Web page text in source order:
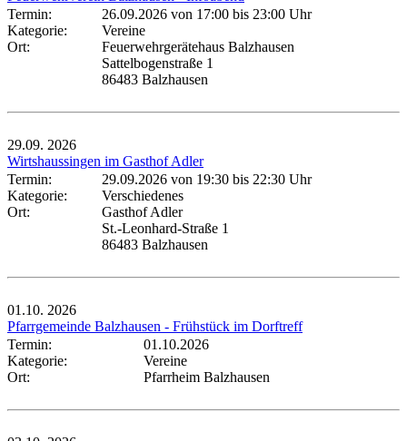
Termin:
26.09.2026 von 17:00 bis 23:00 Uhr
Kategorie:
Vereine
Ort:
Feuerwehrgerätehaus Balzhausen
Sattelbogenstraße 1
86483 Balzhausen
29.09. 2026
Wirtshaussingen im Gasthof Adler
Termin:
29.09.2026 von 19:30 bis 22:30 Uhr
Kategorie:
Verschiedenes
Ort:
Gasthof Adler
St.-Leonhard-Straße 1
86483 Balzhausen
01.10. 2026
Pfarrgemeinde Balzhausen - Frühstück im Dorftreff
Termin:
01.10.2026
Kategorie:
Vereine
Ort:
Pfarrheim Balzhausen